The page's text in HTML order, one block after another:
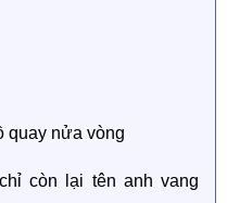
quay nửa vòng
còn lại tên anh vang